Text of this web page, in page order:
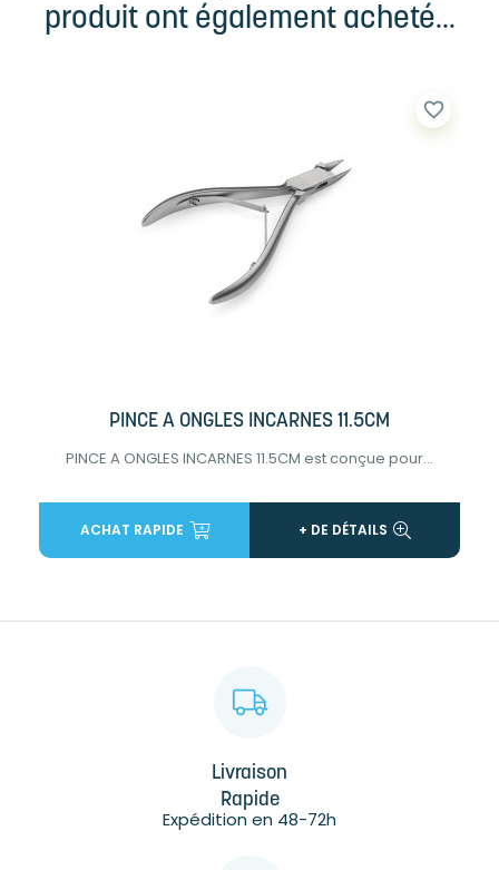
produit ont également acheté...
PINCE A ONGLES INCARNES 11.5CM
PINCE A ONGLES INCARNES 11.5CM est conçue pour...
favorite_border
ACHAT RAPIDE + DE DÉTAILS
Livraison
Rapide
Expédition en 48-72h